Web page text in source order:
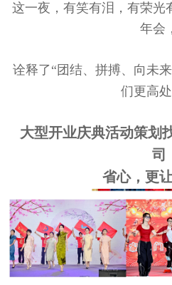
这一夜，有笑有泪，有荣光
年会，
诠释了“团结、拼搏、向未来
们更高处
大型开业庆典活动策划
司
省心，更